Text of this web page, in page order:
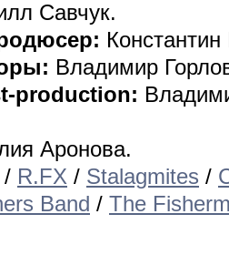
Савчук.
Константин
Владимир
production:
Аронова.
/ R.FX / Stalagmites /
Band / The